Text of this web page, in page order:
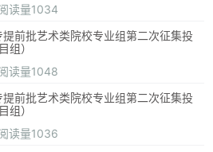
读量1034
前批艺术类院校专业组第二次征集投
组）
读量1048
前批艺术类院校专业组第二次征集投
组）
读量1036